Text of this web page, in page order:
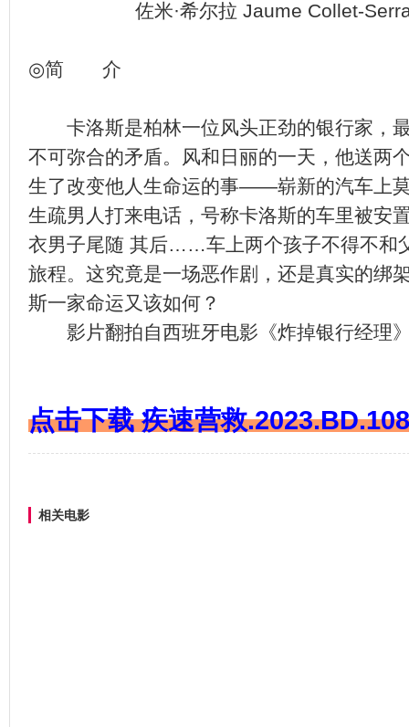
佐米·希尔拉 Jaume Collet-
◎简 介
卡洛斯是柏林一位风头正劲的银行家，
不可弥合的矛盾。风和日丽的一天，他送两
生了改变他人生命运的事——崭新的汽车上
生疏男人打来电话，号称卡洛斯的车里被安
衣男子尾随 其后……车上两个孩子不得不和
旅程。这究竟是一场恶作剧，还是真实的绑
斯一家命运又该如何？
影片翻拍自西班牙电影《炸掉银行经理
点击下载 疾速营救
相关电影